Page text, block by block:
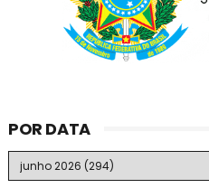
POR DATA